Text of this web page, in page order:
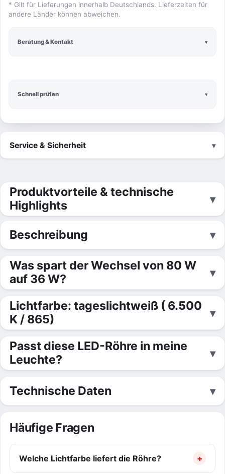
Schnell prüfen
* Gilt für Lieferungen innerhalb Deutschlands. Lieferzeiten für
andere Länder können abweichen.
Beratung & Kontakt
Service & Sicherheit
Produktvorteile & technische
Highlights
Beschreibung
Was spart der Wechsel von 80 W
auf 36 W?
Lichtfarbe: tageslichtweiß ( 6.500
K / 865)
Passt diese LED-Röhre in meine
Leuchte?
Technische Daten
Häufige Fragen
Welche Lichtfarbe liefert die Röhre?